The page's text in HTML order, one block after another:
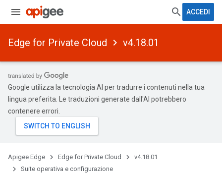
ACCEDI
Edge for Private Cloud v4.18.01
Google utilizza la tecnologia AI per tradurre i contenuti nella tua
lingua preferita. Le traduzioni generate dall'AI potrebbero
contenere errori.
Apigee Edge Edge for Private Cloud
v4.18.01
Suite operativa e configurazione